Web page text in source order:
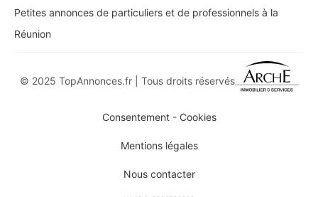
Petites annonces de particuliers et de professionnels à la
Réunion
© 2025 TopAnnonces.fr | Tous droits réservés
Consentement - Cookies
Mentions légales
Nous contacter